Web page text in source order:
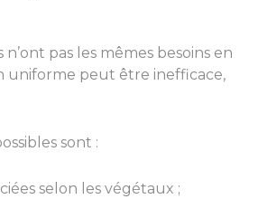
pas les mêmes besoins en
uniforme peut être inefficace,
sont :
selon les végétaux ;